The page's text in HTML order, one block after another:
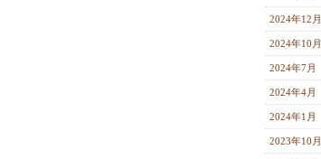
2024年12月
2024年10月
2024年7月
2024年4月
2024年1月
2023年10月